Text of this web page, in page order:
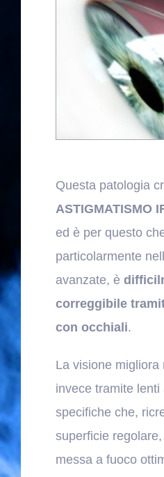
Questa patologia
ASTIGMATISMO
ed è per questo
particolarmente
avanzate, è
correggibile
con occhiali.
La visione migliora
invece tramite lenti
specifiche che,
superficie
messa a fuoco